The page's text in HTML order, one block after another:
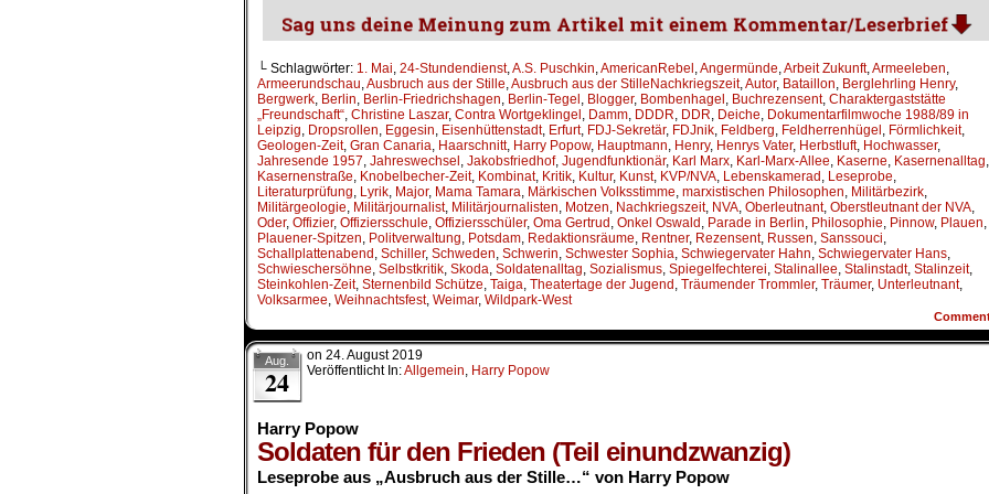
└ Schlagwörter: 1. Mai, 24-Stundendienst,A.S. Puschkin,AmericanRebel ,Angermünde,Arbeit Zukunft,Armeeleben,
Armeerundschau,Ausbruch aus der Stille,Ausbruch aus der StilleNachkriegszeit,Autor, Bataillon, Berglehrling Henry,
Bergwerk, Berlin, Berlin-Friedrichshagen, Berlin-Tegel , Blogger, Bombenhagel , Buchrezensent, Charaktergaststätte
„Freundschaft“, Christine Laszar, Contra Wortgeklingel , Damm, DDDR, DDR, Deiche, Dokumentarfilmwoche 1988/89 in
Leipzig, Dropsrollen, Eggesin, Eisenhüttenstadt, Erfurt, FDJ-Sekretär, FDJnik, Feldberg, Feldherrenhügel , Förmlichkeit,
Geologen-Zeit, Gran Canaria, Haarschnitt, Harry Popow, Hauptmann, Henry, Henrys Vater, Herbstluft, Hochwasser,
Jahresende 1957, Jahreswechsel , Jakobsfriedhof, Jugendfunktionär, Karl Marx, Karl-Marx-Allee, Kaserne, Kasernenalltag,
Kasernenstraße, Knobelbecher-Zeit, Kombinat, Kritik, Kultur, Kunst, KVP/NVA, Lebenskamerad , Leseprobe,
Literaturprüfung, Lyrik, Major, Mama Tamara, Märkischen Volksstimme, marxistischen Philosophen, Militärbezirk,
Militärgeologie, Militärjournalist, Militärjournalisten, Motzen, Nachkriegszeit, NVA, Oberleutnant, Oberstleutnant der NVA,
Oder, Offizier, Offiziersschule, Offiziersschüler, Oma Gertrud , Onkel Oswald , Parade in Berlin, Philosophie, Pinnow, Plauen,
Plauener-Spitzen, Politverwaltung, Potsdam, Redaktionsräume, Rentner, Rezensent, Russen, Sanssouci,
Schallplattenabend , Schiller, Schweden, Schwerin, Schwester Sophia, Schwiegervater Hahn, Schwiegervater Hans,
Schwieschersöhne, Selbstkritik, Skoda, Soldatenalltag, Sozialismus, Spiegelfechterei, Stalinallee, Stalinstadt, Stalinzeit,
Steinkohlen-Zeit, Sternenbild Schütze, Taiga, Theatertage der Jugend , Träumender Trommler, Träumer, Unterleutnant,
Volksarmee, Weihnachtsfest, Weimar, Wildpark-West
Aug.
24
on 24. August 2019
Veröffentlicht In:Allgemein, Harry Popow
Harry Popow
Soldaten für den Frieden (Teil einundzwanzig)
Leseprobe aus „Ausbruch aus der Stille…“ von Harry Popow